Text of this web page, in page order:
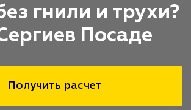
гнили и трухи?
Посаде
Получить расчет